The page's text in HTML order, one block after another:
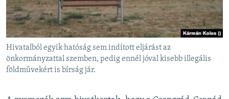
Hivatalból egyik hatóság sem indított eljárást az
önkormányzattal szemben, pedig ennél jóval kisebb illegális
földművekért is bírság jár.